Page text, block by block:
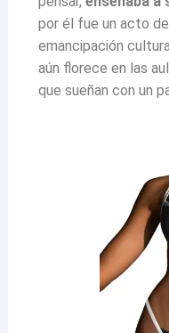
por él fue un acto
emancipación
aún florece en las
que sueñan con un